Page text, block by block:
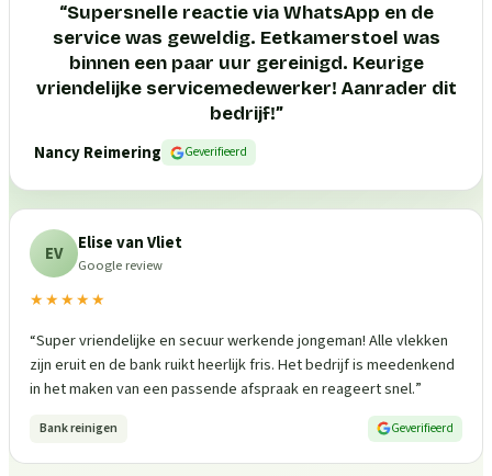
“Supersnelle reactie via WhatsApp en de
service was geweldig. Eetkamerstoel was
binnen een paar uur gereinigd. Keurige
vriendelijke servicemedewerker! Aanrader dit
bedrijf!”
Nancy Reimering
Geverifieerd
EV Elise van Vliet
Google review
★★★★★
“Super vriendelijke en secuur werkende jongeman! Alle vlekken
zijn eruit en de bank ruikt heerlijk fris. Het bedrijf is meedenkend
in het maken van een passende afspraak en reageert snel.”
Bank reinigen Geverifieerd